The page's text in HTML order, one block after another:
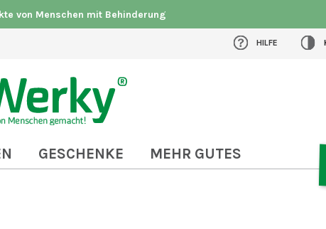
von Menschen mit Behinderung
HILFE
GESCHENKE MEHR GUTES